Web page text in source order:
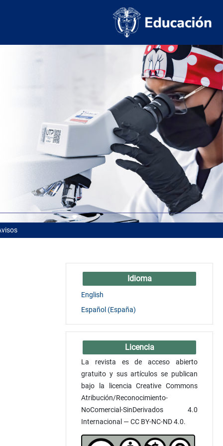
Idioma
English
Español (España)
Licencia
La revista es de acceso abierto
gratuito y sus artículos se publican
bajo la licencia Creative Commons
Atribución/Reconocimiento-
NoComercial-SinDerivados 4.0
Internacional — CC BY-NC-ND 4.0.